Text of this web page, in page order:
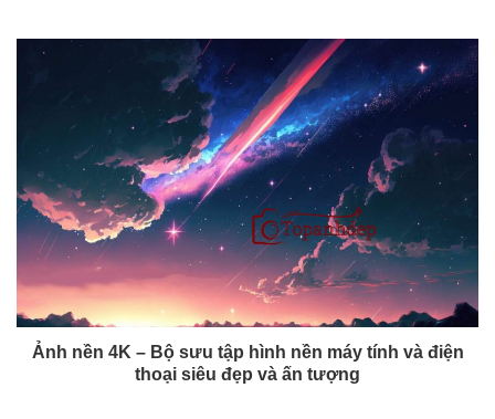
Ảnh nền 4K – Bộ sưu tập hình nền máy tính và điện
thoại siêu đẹp và ấn tượng